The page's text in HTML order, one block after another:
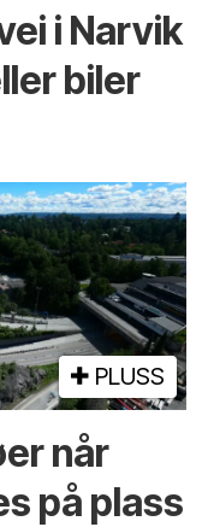
i Narvik
biler
PLUSS
når
på plass